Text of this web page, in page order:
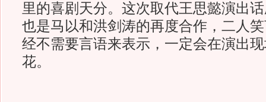
里的喜剧天分。这次取代王思懿演出
也是马以和洪剑涛的再度合作，二人
经不需要言语来表示，一定会在演出
花。